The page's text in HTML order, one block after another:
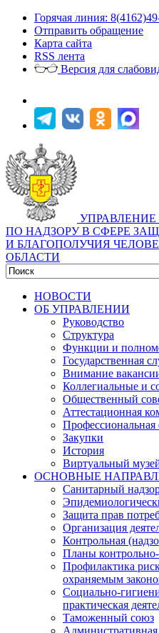
Горячая линия:
Отправить обращение
Карта сайта
RSS лента
Версия для
ПО НАДЗОРУ В СФЕРЕ
И БЛАГОПОЛУЧИЯ
ОБЛАСТИ
НОВОСТИ
ОБ УПРАВЛЕНИИ
Руководство
Структура
Функции и
Государственная
Внимание
Коллегиальные и
Общественный
Аттестационная
Профессиональная
Закупки
История
Виртуальный
ОСНОВНЫЕ
Санитарный
Защита прав
Организация
Контрольная
Планы
Профилактика
охраняемым
Социально-
практическая
Таможенный союз
Административная